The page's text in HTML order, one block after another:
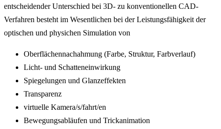
entscheidender Unterschied bei 3D- zu konventionellen CAD-
Verfahren besteht im Wesentlichen bei der Leistungsfähigkeit der
optischen und physichen Simulation von
Oberflächennachahmung (Farbe, Struktur, Farbverlauf)
Licht- und Schatteneinwirkung
Spiegelungen und Glanzeffekten
Transparenz
virtuelle Kamera/s/fahrt/en
Bewegungsabläufen und Trickanimation